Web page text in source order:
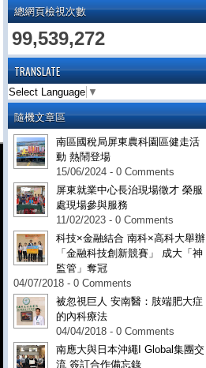
總網頁檢視次數
99,539,272
TRANSLATE
Select Language ▼
隨機文章區
南區國稅局屏東農科園區健走活
動 熱鬧登場
15/06/2024 - 0 Comments
屏東就業中心長治現場徵才 榮服
處現場參與服務
11/02/2023 - 0 Comments
科技×金融結合 南科×高科大舉辦
「金融科技創新競賽」 成大「神
監管」奪冠
04/07/2018 - 0 Comments
被忽視巨人 安南醫：肢端肥大症
的內科療法
04/04/2018 - 0 Comments
南應大與日本沖繩I Global集團交
流 簽訂合作備忘錄